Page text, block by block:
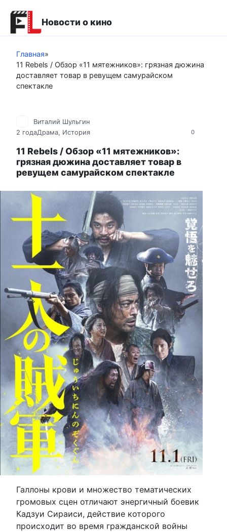
контенту
Новости о кино
Главная»
11 Rebels / Обзор «11 мятежников»: грязная дюжина
доставляет товар в ревущем самурайском
спектакле
0
Виталий Шульгин
2 годаДрама, История
11 Rebels / Обзор «11 мятежников»:
грязная дюжина доставляет товар в
ревущем самурайском спектакле
Галлоны крови и множество тематических
громовых сцен отличают энергичный боевик
Кадзуи Сираиси, действие которого
происходит во время гражданской войны